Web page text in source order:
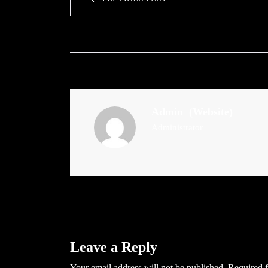
Leave a Reply